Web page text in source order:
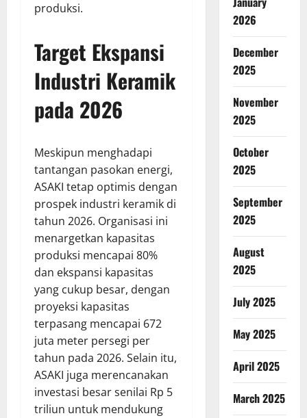
produksi.
Target Ekspansi
Industri Keramik
pada 2026
Meskipun menghadapi
tantangan pasokan energi,
ASAKI tetap optimis dengan
prospek industri keramik di
tahun 2026. Organisasi ini
menargetkan kapasitas
produksi mencapai 80%
dan ekspansi kapasitas
yang cukup besar, dengan
proyeksi kapasitas
terpasang mencapai 672
juta meter persegi per
tahun pada 2026. Selain itu,
ASAKI juga merencanakan
investasi besar senilai Rp 5
triliun untuk mendukung
2026
December
2025
November
2025
October
2025
September
2025
August
2025
July 2025
May 2025
April 2025
March 2025